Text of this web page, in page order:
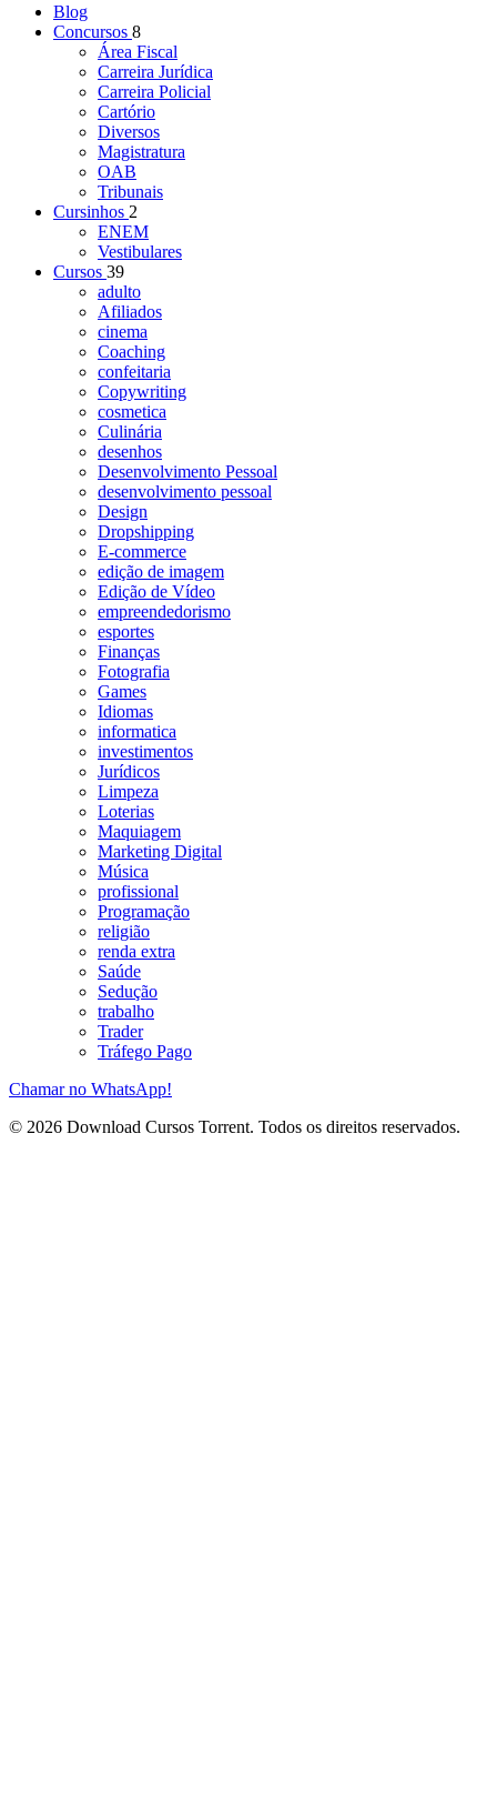
Blog
Concursos 8
Área Fiscal
Carreira Jurídica
Carreira Policial
Cartório
Diversos
Magistratura
OAB
Tribunais
Cursinhos 2
ENEM
Vestibulares
Cursos 39
adulto
Afiliados
cinema
Coaching
confeitaria
Copywriting
cosmetica
Culinária
desenhos
Desenvolvimento Pessoal
desenvolvimento pessoal
Design
Dropshipping
E-commerce
edição de imagem
Edição de Vídeo
empreendedorismo
esportes
Finanças
Fotografia
Games
Idiomas
informatica
investimentos
Jurídicos
Limpeza
Loterias
Maquiagem
Marketing Digital
Música
profissional
Programação
religião
renda extra
Saúde
Sedução
trabalho
Trader
Tráfego Pago
Chamar no WhatsApp!
© 2026 Download Cursos Torrent. Todos os direitos reservados.